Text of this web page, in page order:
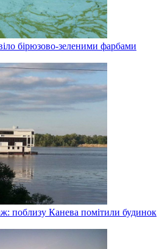
бірюзово-зеленими фарбами
поблизу Канева помітили будинок